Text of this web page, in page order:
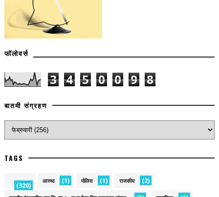
फॉलोवर्स
3 4 5 0 0 9 8
बातमी संग्रहण
TAGS
(320)
आस्था (1) पोलिस (1) राजकीय (2)